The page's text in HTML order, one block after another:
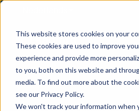
This website stores cookies on your
These cookies are used to improve
experience and provide more
to you, both on this website and
media. To find out more about the
see our Privacy Policy.
We won't track your information when